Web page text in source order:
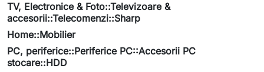
TV, Electronice & Foto::Televizoare &
accesorii::Telecomenzi::Sharp
Home::Mobilier
PC, periferice::Periferice PC::Accesorii PC
stocare::HDD